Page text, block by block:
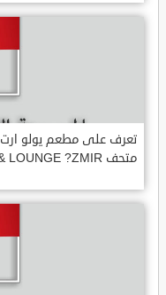
تعرف على مطعم يولو
متحف YOLO ART & LOUNGE ?ZMIR